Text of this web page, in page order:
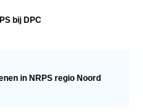
2026
2024
2023
bij DPC
in NRPS regio Noord